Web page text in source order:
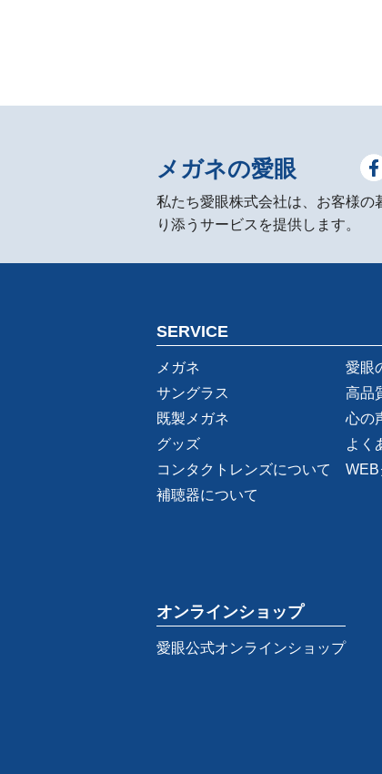
メガネの愛眼
私たち愛眼株式会社は、お客様
り添うサービスを提供します。
SERVICE
メガネ
サングラス
既製メガネ
グッズ
コンタクトレンズについて
補聴器について
愛眼
高品
心の
よく
WEB
オンラインショップ
愛眼公式オンラインショップ